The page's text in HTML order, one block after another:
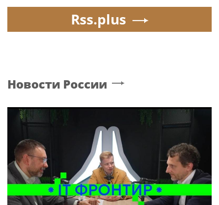
Rss.plus
Новости России